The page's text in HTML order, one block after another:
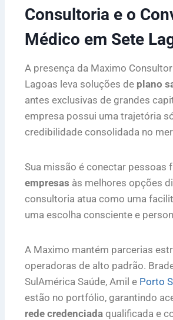
Consultoria e o
Médico em Sete
A presença da Maximo
Lagoas leva soluções de plano
antes exclusivas de grandes
empresa possui uma trajetória
credibilidade consolidada no
Sua missão é conectar pessoas
empresas às melhores opções
consultoria atua como uma
uma escolha consciente e
A Maximo mantém parcerias
operadoras de alto padrão.
SulAmérica Saúde, Amil e Porto
estão no portfólio, garantindo
rede credenciada qualificada e